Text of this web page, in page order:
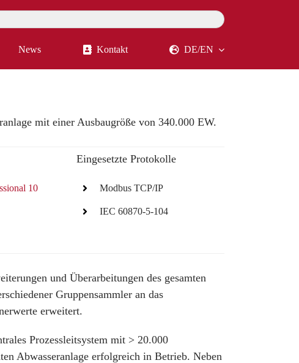
News Kontakt DE/EN
mit einer Ausbaugröße von 340.000 EW.
10
Eingesetzte Protokolle
Modbus TCP/IP
IEC 60870-5-104
und Überarbeitungen des gesamten
Gruppensammler an das
erweitert.
Prozessleitsystem mit > 20.000
Abwasseranlage erfolgreich in Betrieb. Neben